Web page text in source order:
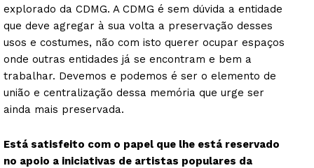
explorado da CDMG. A CDMG é sem dúvida a entidade
que deve agregar à sua volta a preservação desses
usos e costumes, não com isto querer ocupar espaços
onde outras entidades já se encontram e bem a
trabalhar. Devemos e podemos é ser o elemento de
união e centralização dessa memória que urge ser
ainda mais preservada.
Está satisfeito com o papel que lhe está reservado
no apoio a iniciativas de artistas populares da